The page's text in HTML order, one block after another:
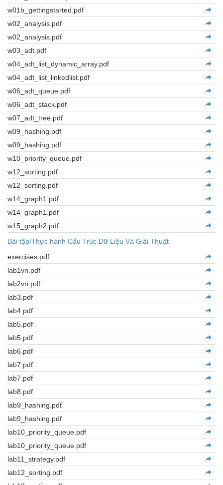
w01b_gettingstarted.pdf
w02_analysis.pdf
w02_analysis.pdf
w03_adt.pdf
w04_adt_list_dynamic_array.pdf
w04_adt_list_linkedlist.pdf
w06_adt_queue.pdf
w06_adt_stack.pdf
w07_adt_tree.pdf
w09_hashing.pdf
w09_hashing.pdf
w10_priority_queue.pdf
w12_sorting.pdf
w12_sorting.pdf
w14_graph1.pdf
w14_graph1.pdf
w15_graph2.pdf
Bài tập/Thực hành Cấu Trúc Dữ Liệu Và Giải Thuật
exercises.pdf
lab1vn.pdf
lab2vn.pdf
lab3.pdf
lab4.pdf
lab5.pdf
lab5.pdf
lab6.pdf
lab7.pdf
lab7.pdf
lab8.pdf
lab9_hashing.pdf
lab9_hashing.pdf
lab10_priority_queue.pdf
lab10_priority_queue.pdf
lab11_strategy.pdf
lab12_sorting.pdf